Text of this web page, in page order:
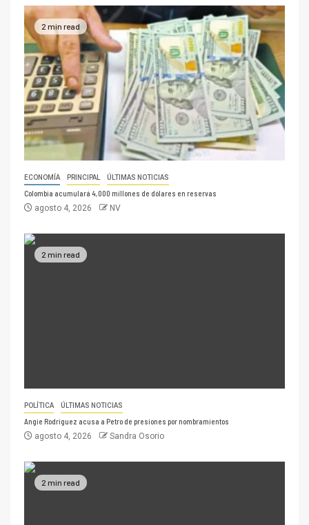
2 min read
ECONOMÍA PRINCIPAL ÚLTIMAS NOTICIAS
Colombia acumulará 4,000 millones de dólares en reservas
agosto 4, 2026 NV
2 min read
POLÍTICA ÚLTIMAS NOTICIAS
Angie Rodríguez acusa a Petro de presiones por nombramientos
agosto 4, 2026 Sandra Osorio
2 min read